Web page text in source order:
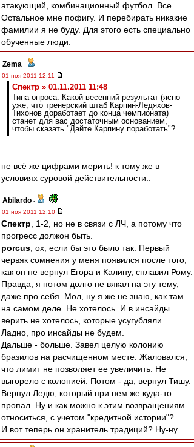
атакующий, комбинационный футбол. Все.
Остальное мне пофигу. И перебирать никакие
фамилии я не буду. Для этого есть специально
обученные люди.
Zema -
01 ноя 2011 12:11
Спектр » 01.11.2011 11:48
Типа опроса. Какой весенний результат (ясно
уже, что тренерский штаб Карпин-Ледяхов-
Тихонов доработает до конца чемпионата)
станет для вас достаточным основанием,
чтобы сказать "Дайте Карпину поработать"?
не всё же цифрами мерить! к тому же в
условиях суровой действительности..
Abilardo -
01 ноя 2011 12:10
Спектр , 1-2, но не в связи с ЛЧ, а потому что
прогресс должон быть.
porcus , ох, если бы это было так. Первый
червяк сомнения у меня появился после того,
как он не вернул Егора и Калину, сплавил Рому.
Правда, я потом долго не вякал на эту тему,
даже про себя. Мол, ну я же не знаю, как там
на самом деле. Не хотелось. И в инсайды
верить не хотелось, которые усугубляли.
Ладно, про инсайды не будем.
Дальше - больше. Завел целую колонию
бразилов на расчищенном месте. Жаловался,
что лимит не позволяет ее увеличить. Не
выгорело с колонией. Потом - да, вернул Тишу.
Вернул Ледю, который при нем же куда-то
пропал. Ну и как можно к этим возвращениям
относиться, с учетом "кредитной истории"?
И вот теперь он хранитель традиций? Ну-ну.